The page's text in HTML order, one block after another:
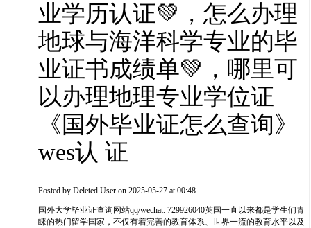
业学历认证💚，怎么办理
地球与海洋科学专业的毕
业证书成绩单💚，哪里可
以办理地理专业学位证
《国外毕业证怎么查询》
wes认 证
Posted byDeleted User on 2025-05-27 at 00:48
国外大学毕业证查询网站qq/wechat: 729926040英国一直以来都是学生们青
睐的热门留学国家，不仅有着完善的教育体系、世界一流的教育水平以及